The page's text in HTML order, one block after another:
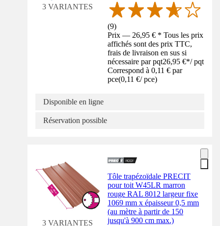
3 VARIANTES
(9)
Prix — 26,95 € * Tous les prix
affichés sont des prix TTC,
frais de livraison en sus si
nécessaire par pqt26,95 €*/ pqt
Correspond à 0,11 € par
pce(0,11 €/ pce)
Disponible en ligne
Réservation possible
3 VARIANTES
Tôle trapézoïdale PRECIT
pour toit W45LR marron
rouge RAL 8012 largeur fixe
1069 mm x épaisseur 0,5 mm
(au mètre à partir de 150
jusqu'à 900 cm max.)